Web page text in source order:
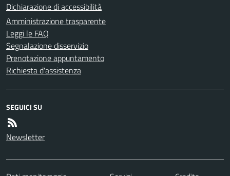
Dichiarazione di accessibilità
Amministrazione trasparente
Leggi le FAQ
Segnalazione disservizio
Prenotazione appuntamento
Richiesta d'assistenza
SEGUICI SU
Newsletter